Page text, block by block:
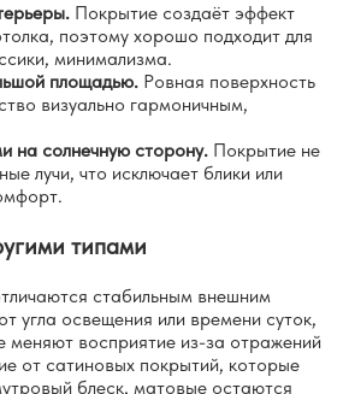
Покрытие создаёт эффект
поэтому хорошо подходит для
минимализма.
площадью. Ровная поверхность
визуально гармоничным,
на солнечную сторону. Покрытие не
лучи, что исключает блики или
типами
стабильным внешним
угла освещения или времени суток,
меняют восприятие из-за отражений
от сатиновых покрытий, которые
блеск, матовые остаются